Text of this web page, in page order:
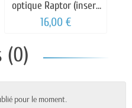
optique Raptor (insert
optique)
16,00 €
(0)
pour le moment.